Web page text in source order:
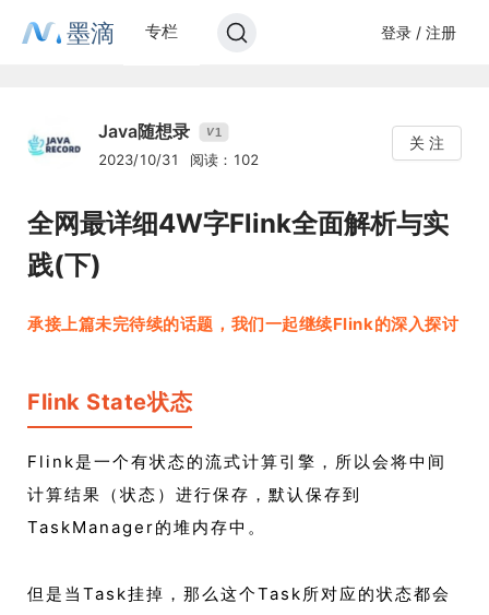
墨滴 专栏 登录 / 注册
Java随想录 V1
2023/10/31 阅读：102
关 注
全网最详细4W字Flink全面解析与实
践(下)
承接上篇未完待续的话题，我们一起继续Flink的深入探讨
Flink State状态
Flink是一个有状态的流式计算引擎，所以会将中间
计算结果（状态）进行保存，默认保存到
TaskManager的堆内存中。
但是当Task挂掉，那么这个Task所对应的状态都会